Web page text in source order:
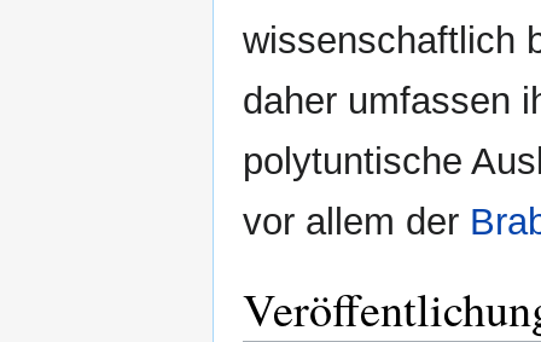
wissenschaftlich
daher umfassen
polytuntische
vor allem der